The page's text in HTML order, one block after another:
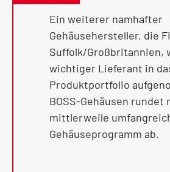
Ein weiterer namhafter
Gehäusehersteller, die
Suffolk/Großbritannien,
wichtiger Lieferant in
Produktportfolio
BOSS-Gehäusen rundet
mittlerweile
Gehäuseprogramm ab.